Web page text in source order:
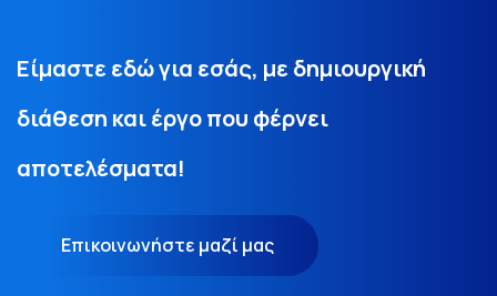
Είμαστε εδώ για εσάς, με δημιουργική
διάθεση και έργο που φέρνει
αποτελέσματα!
Επικοινωνήστε μαζί μας